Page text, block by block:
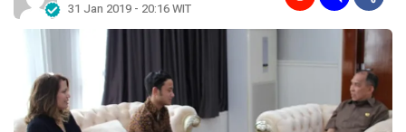
31 Jan 2019 - 20:16 WIT